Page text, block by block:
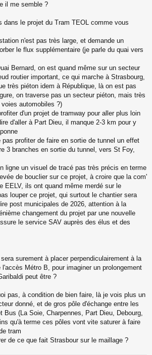
il me semble ?
dans le projet du Tram TEOL comme vous
n'est pas très large, et demande un
le flux supplémentaire (je parle du quai vers
Bernard, on est quand même sur un secteur
routier important, ce qui marche à Strasbourg,
très piéton idem à République, là on est pas
on traverse pas un secteur piéton, mais très
automobiles ?)
d'un projet de tramway pour aller plus loin
d'aller à Part Dieu, il manque 2-3 km pour y
profiter de faire en sortie de tunnel un effet
3 branches en sortie du tunnel, vers St Foy,
ligne un visuel de tracé pas très précis en terme
de bouclier sur ce projet, à croire que la com'
EELV, ils ont quand même merdé sur le
louper ce projet, qui surtout le chantier sera
post municipales de 2026, attention à la
changement du projet par une nouvelle
le service SAV auprès des élus et des
surement à placer perpendiculairement à la
Métro B, pour imaginer un prolongement
peut être ?
pas, à condition de bien faire, là je vois plus un
donné, et de gros pôle d'échange entre les
Bus (La Soie, Charpennes, Part Dieu, Debourg,
qu'à terme ces pôles vont vite saturer à faire
tram
de ce que fait Strasbour sur le maillage ?